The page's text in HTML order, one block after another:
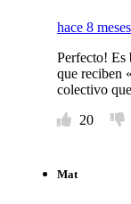
hace 8 meses
Perfecto! Es
que reciben
colectivo
20
Mat